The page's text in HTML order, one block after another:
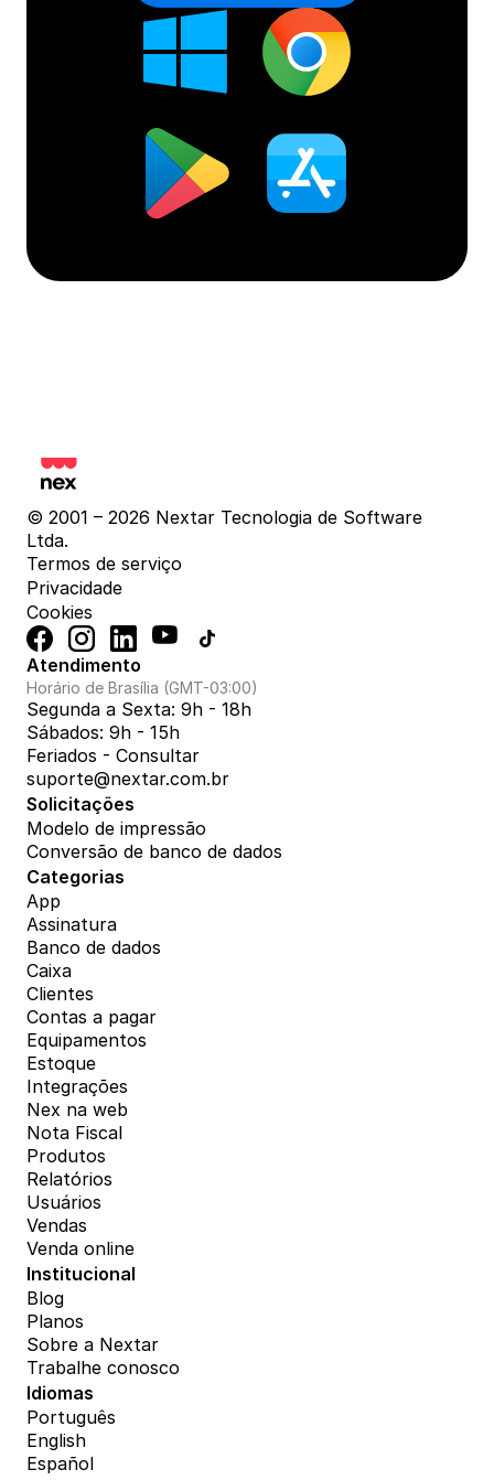
© 2001 – 2026 Nextar Tecnologia de Software
Ltda.
Termos de serviço
Privacidade
Cookies
Atendimento
Horário de Brasília (GMT-03:00)
Segunda a Sexta: 9h - 18h
Sábados: 9h - 15h
Feriados - Consultar
suporte@nextar.com.br
Solicitações
Modelo de impressão
Conversão de banco de dados
Categorias
App
Assinatura
Banco de dados
Caixa
Clientes
Contas a pagar
Equipamentos
Estoque
Integrações
Nex na web
Nota Fiscal
Produtos
Relatórios
Usuários
Vendas
Venda online
Institucional
Blog
Planos
Sobre a Nextar
Trabalhe conosco
Idiomas
Português
English
Español